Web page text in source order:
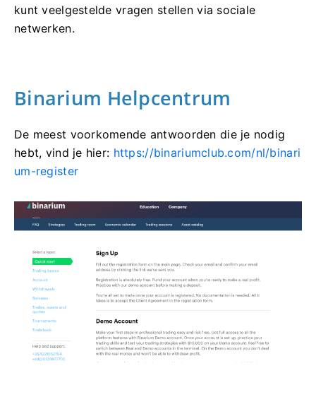
kunt veelgestelde vragen stellen via sociale
netwerken.
Binarium Helpcentrum
De meest voorkomende antwoorden die je nodig
hebt, vind je hier: https://binariumclub.com/nl/binari
um-register